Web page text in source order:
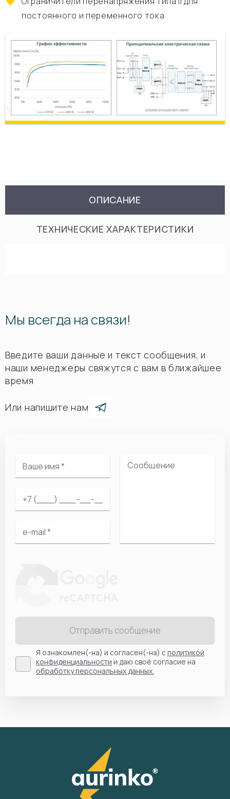
постоянного и переменного тока
ОПИСАНИЕ
ТЕХНИЧЕСКИЕ ХАРАКТЕРИСТИКИ
Мы всегда на связи!
Введите ваши данные и текст сообщения, и
наши менеджеры свяжутся с вам в ближайшее
время
Или напишите нам
Отправить сообщение
Я ознакомлен(-на) и согласен(-на) сполитикой
конфиденциальности и даю своё согласие на
обработку персональных данных.